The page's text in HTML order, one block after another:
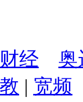
财经
奥
| 宽频